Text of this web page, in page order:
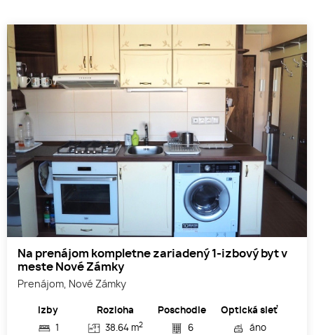
Na prenájom kompletne zariadený 1-izbový byt v
meste Nové Zámky
Prenájom, Nové Zámky
Izby
Rozloha
38.64 m2
Poschodie
6
Optická sieť
áno